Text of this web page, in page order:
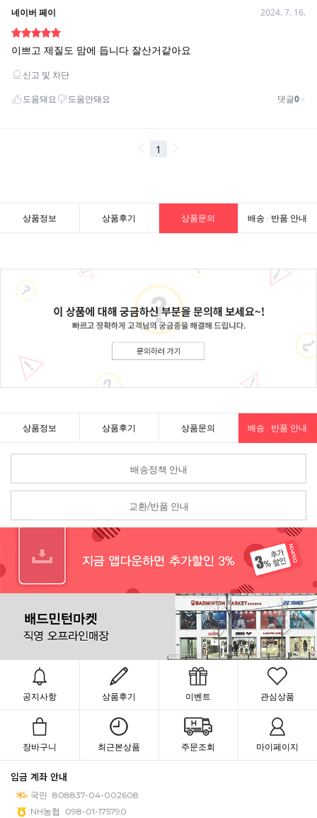
상품정보 상품후기 상품문의 배송 · 반품 안내
상품정보 상품후기 상품문의 배송 · 반품 안내
배송정책 안내
교환/반품 안내
공지사항 상품후기 이벤트 관심상품
장바구니 최근본상품 주문조회 마이페이지
입금 계좌 안내
국민 808837-04-002608
NH농협
098-01-175790